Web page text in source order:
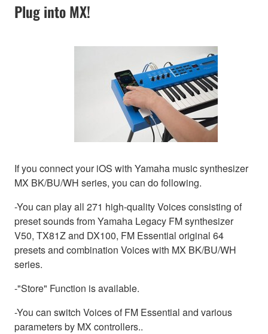
Plug into MX!
If you connect your iOS with Yamaha music synthesizer
MX BK/BU/WH series, you can do following.
-You can play all 271 high-quality Voices consisting of
preset sounds from Yamaha Legacy FM synthesizer
V50, TX81Z and DX100, FM Essential original 64
presets and combination Voices with MX BK/BU/WH
series.
-"Store" Function is available.
-You can switch Voices of FM Essential and various
parameters by MX controllers..